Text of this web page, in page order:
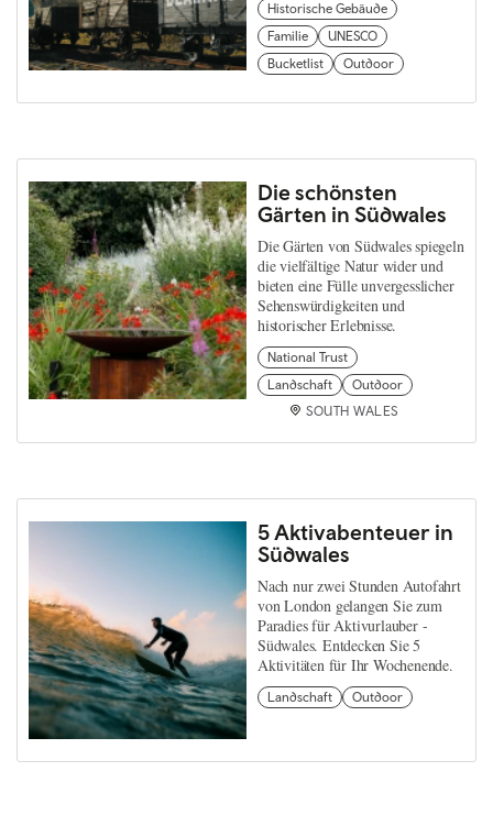
Historische Gebäude
Familie
UNESCO
Bucketlist
Outdoor
Die schönsten
Gärten in Südwales
Die Gärten von Südwales spiegeln
die vielfältige Natur wider und
bieten eine Fülle unvergesslicher
Sehenswürdigkeiten und
historischer Erlebnisse.
National Trust
Landschaft
Outdoor
SOUTH WALES
5 Aktivabenteuer in
Südwales
Nach nur zwei Stunden Autofahrt
von London gelangen Sie zum
Paradies für Aktivurlauber -
Südwales. Entdecken Sie 5
Aktivitäten für Ihr Wochenende.
Landschaft Outdoor